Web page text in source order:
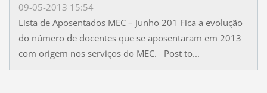
09-05-2013 15:54
Lista de Aposentados MEC – Junho 201 Fica a evolução
do número de docentes que se aposentaram em 2013
com origem nos serviços do MEC. Post to...